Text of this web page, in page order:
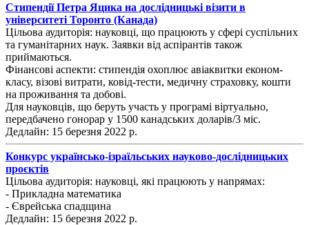
Стипендії Петра Яцика на дослідницькі візити в
університеті Торонто (Канада)
Цільова аудиторія: науковці, що працюють у сфері суспільних
та гуманітарних наук. Заявки від аспірантів також
приймаються.
Фінансові аспекти: стипендія охоплює авіаквитки економ-
класу, візові витрати, ковід-тести, медичну страховку, кошти
на проживання та добові.
Для науковців, що беруть участь у програмі віртуально,
передбачено гонорар у 1500 канадських доларів/3 міс.
Дедлайн: 15 березня 2022 р.
Конкурс українсько-ізраїльських науково-дослідницьких
проєктів
Цільова аудиторія: науковці, які працюють у напрямах:
- Прикладна математика
- Єврейська спадщина
Дедлайн: 15 березня 2022 р.